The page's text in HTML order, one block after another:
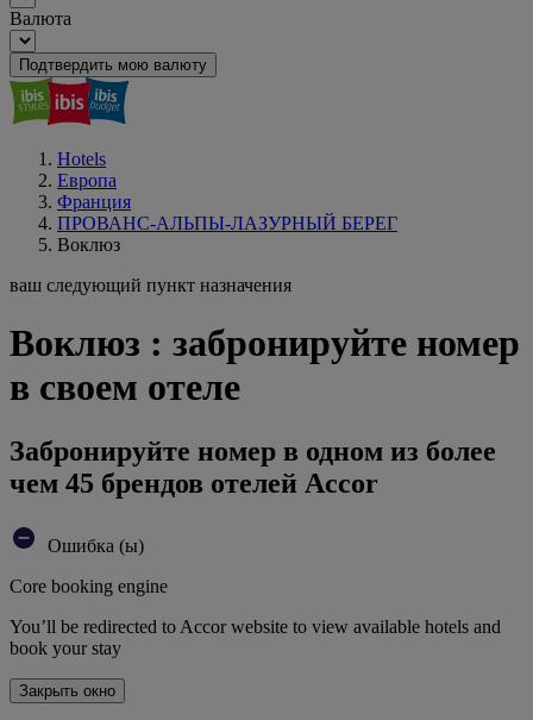
Валюта
Подтвердить мою валюту
Hotels
Европа
Франция
ПРОВАНС-АЛЬПЫ-ЛАЗУРНЫЙ БЕРЕГ
Воклюз
ваш следующий пункт назначения
Воклюз : забронируйте номер
в своем отеле
Забронируйте номер в одном из более
чем 45 брендов отелей Accor
Ошибка (ы)
Core booking engine
You’ll be redirected to Accor website to view available hotels and
book your stay
Закрыть окно